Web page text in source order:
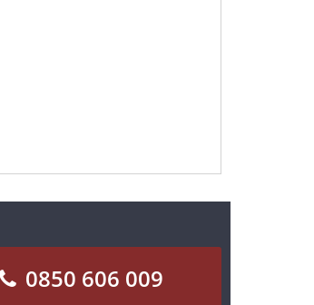
0850 606 009